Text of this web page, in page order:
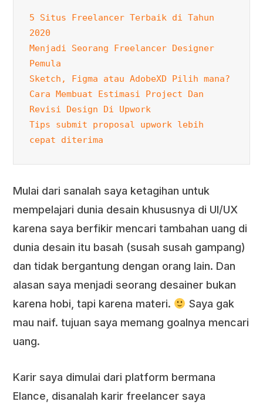
5 Situs Freelancer Terbaik di Tahun
2020
Menjadi Seorang Freelancer Designer
Pemula
Sketch, Figma atau AdobeXD Pilih mana?
Cara Membuat Estimasi Project Dan
Revisi Design Di Upwork
Tips submit proposal upwork lebih
cepat diterima
Mulai dari sanalah saya ketagihan untuk
mempelajari dunia desain khususnya di UI/UX
karena saya berfikir mencari tambahan uang di
dunia desain itu basah (susah susah gampang)
dan tidak bergantung dengan orang lain. Dan
alasan saya menjadi seorang desainer bukan
karena hobi, tapi karena materi.
Saya gak
mau naif. tujuan saya memang goalnya mencari
uang.
Karir saya dimulai dari platform bermana
Elance, disanalah karir freelancer saya